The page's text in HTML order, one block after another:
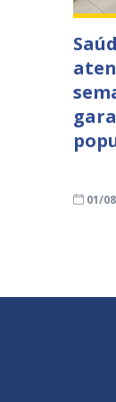
01/